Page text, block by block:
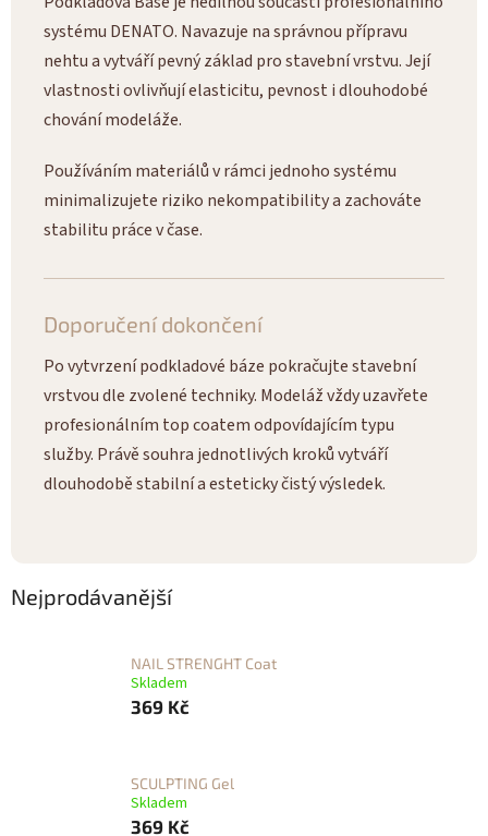
systému DENATO. Navazuje na správnou přípravu
nehtu a vytváří pevný základ pro stavební vrstvu. Její
vlastnosti ovlivňují elasticitu, pevnost i dlouhodobé
chování modeláže.
Používáním materiálů v rámci jednoho systému
minimalizujete riziko nekompatibility a zachováte
stabilitu práce v čase.
Doporučení dokončení
Po vytvrzení podkladové báze pokračujte stavební
vrstvou dle zvolené techniky. Modeláž vždy uzavřete
profesionálním top coatem odpovídajícím typu
služby. Právě souhra jednotlivých kroků vytváří
dlouhodobě stabilní a esteticky čistý výsledek.
Nejprodávanější
NAIL STRENGHT Coat
Skladem
369 Kč
SCULPTING Gel
Skladem
369 Kč